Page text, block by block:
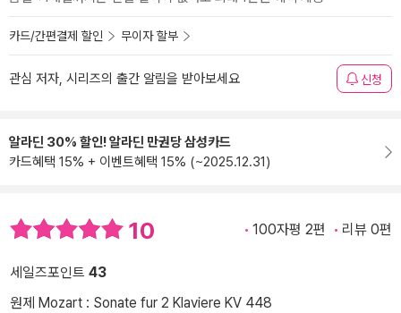
카드/간편결제 할인 무이자 할부
관심 저자, 시리즈의 출간 알림을 받아보세요 신청
알라딘 30% 할인! 알라딘 만권당 삼성카드
카드혜택 15% + 이벤트혜택 15% (~2025.12.31)
10 100자평 2편 리뷰 0편
세일즈포인트 43
원제 Mozart : Sonate fur 2 Klaviere KV 448